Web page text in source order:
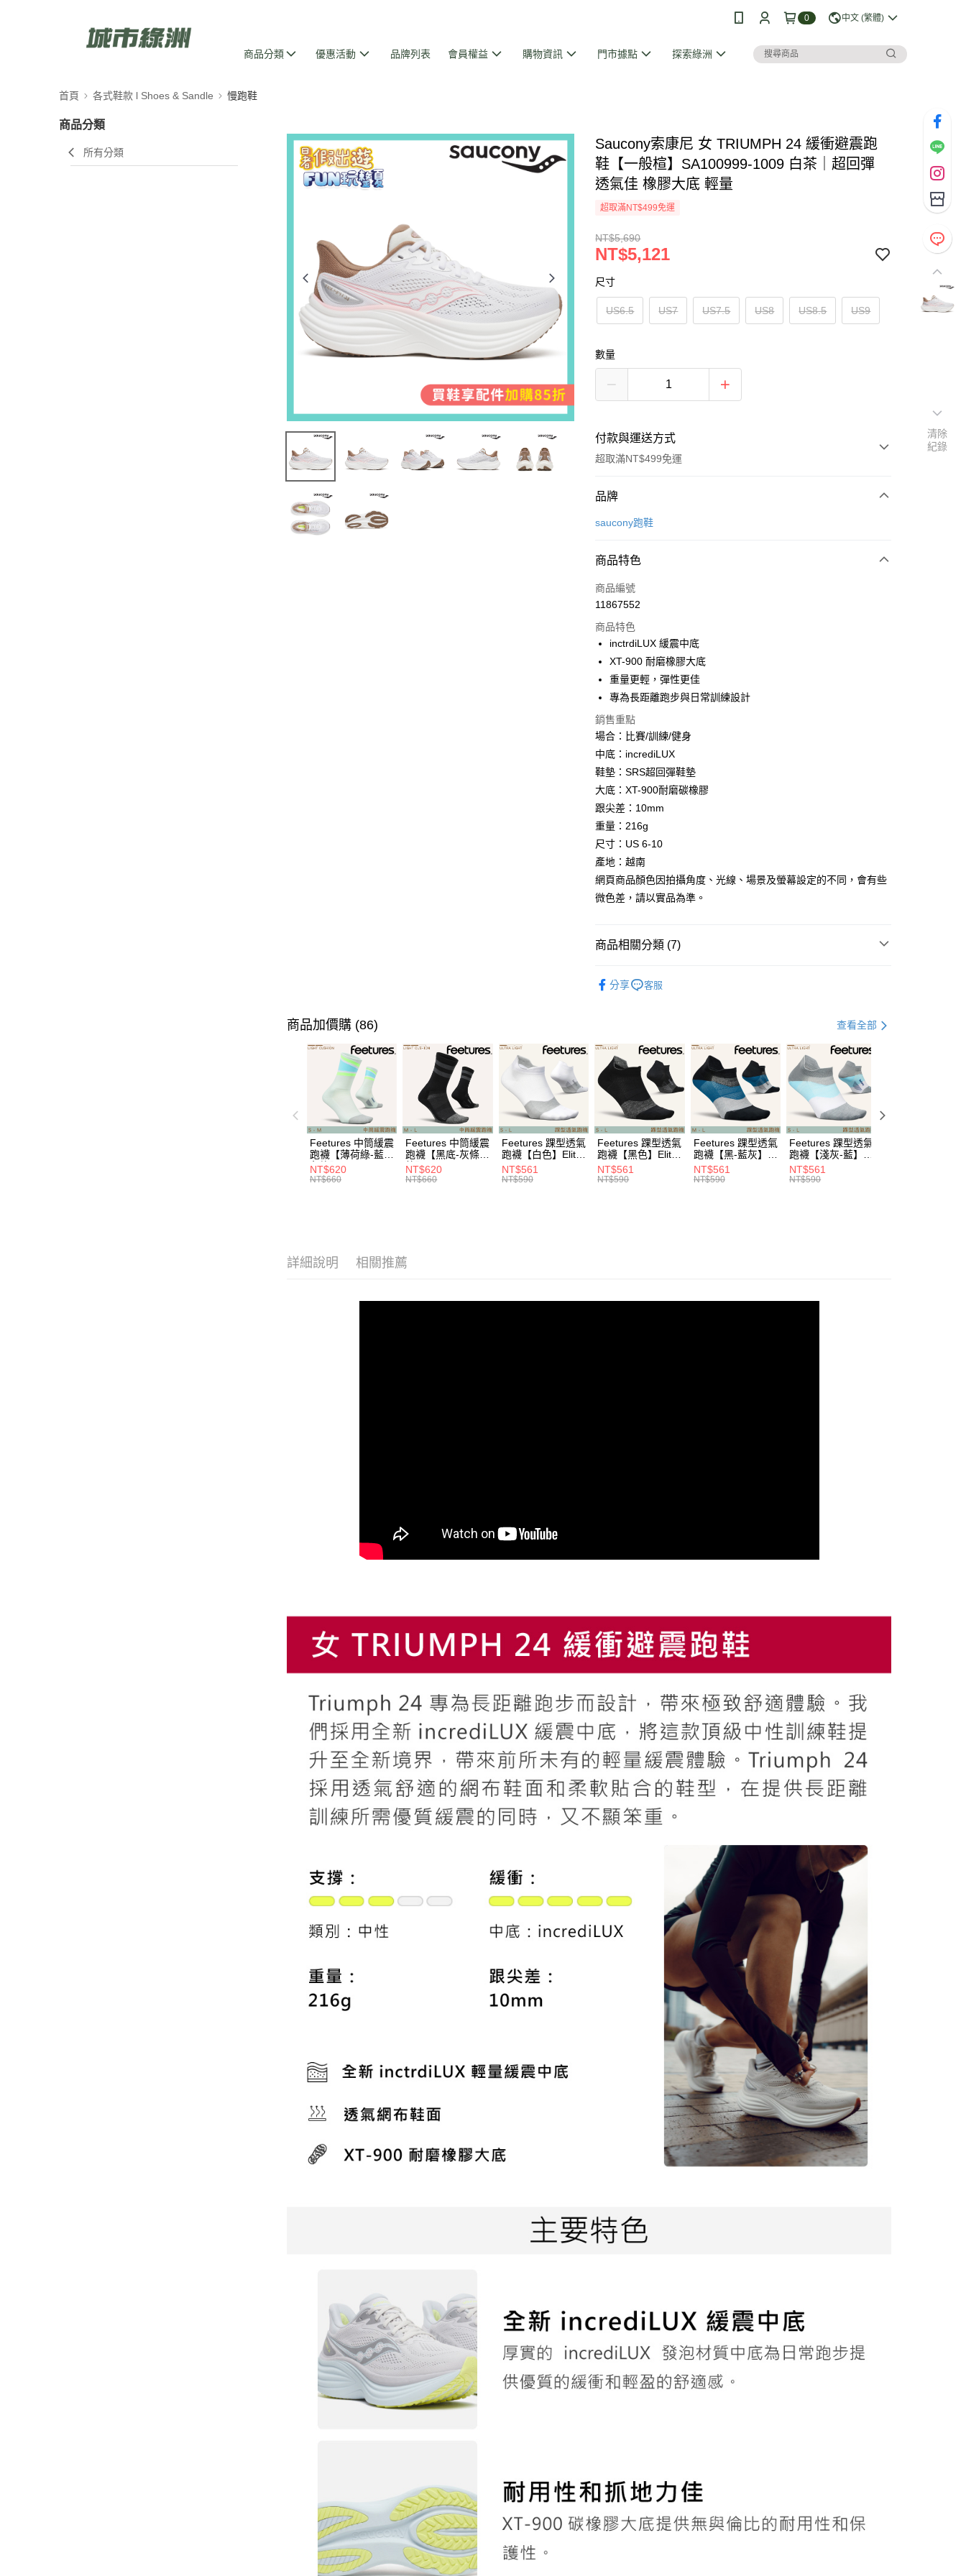
0 中文 (繁體)
商品分類 優惠活動 品牌列表 會員權益 購物資訊 門市據點 探索綠洲
首頁 各式鞋款 l Shoes & Sandle 慢跑鞋
商品分類
所有分類
Saucony索康尼 女 TRIUMPH 24 緩衝避震跑
鞋【一般楦】SA100999-1009 白茶｜超回彈
透氣佳 橡膠大底 輕量
超取滿NT$499免運
NT$5,690
NT$5,121
尺寸
US6.5 US7 US7.5 US8 US8.5 US9
數量
付款與運送方式
超取滿NT$499免運
付款方式
信用卡一次付款
Apple Pay
街口支付
Google Pay
AFTEE先享後付
相關說明
【關於「AFTEE先享後付」】
AFTEE先享後付是「在收到商品之後才付款」的支付方式。 讓您購物簡單
便利好安心！
１．簡單：不需註冊會員、不需綁卡、不需儲值。
３．安心：先確認商品／服務後，再付款。
【「AFTEE先享後付」結帳流程】
１．於結帳方式選擇「AFTEE先享後付」後，將跳轉至「AFTEE先享後
付」結帳頁面，進行簡訊認證並確認金額後，即可完成結帳。
２．訂單成立數日內，您將收到繳費通知簡訊。
絡購買商品的店家。未經商家同意取消之訂單仍視為有效，需透過AFTEE
是否繳費成功／繳費後需取消欲退款等相關疑問，請聯繫「AFTEE先享後
交易，需依本服務之必要範圍內提供個人資料，並將交易相關給付款項請
求債權轉讓予恩沛科技股份有限公司。
２．關於個人資料處理事宜，請瀏覽以下網址：
https://aftee.tw/terms/#terms3
３．未成年的使用者請事先徵得法定代理人或監護人之同意方可使用
「AFTEE先享後付」，若未經同意申辦者引起之損失，本公司不負相關責
任。
４．使用「AFTEE先享後付」時，將依據個別帳號之用戶狀況，依本公司
即時審查核予不同之上限額度；若仍有額度不足之情形，本公司將視審查
結果請求用戶進行身份認證。
５．嚴禁一人註冊多個帳號或使用他人資訊註冊。若發現惡意使用之情
ATM付款
貨到付款
運送方式
全家取貨付款
每筆NT$60，滿NT$499(含以上)免運費
每筆NT$60，滿NT$799(含以上)免運費
每筆NT$100，滿NT$799(含以上)免運費
貨到付款
每筆NT$130，滿NT$3,000(含以上)免運費
品牌
saucony跑鞋
商品特色
商品編號
11867552
商品特色
inctrdiLUX 緩震中底
XT-900 耐磨橡膠大底
重量更輕，彈性更佳
專為長距離跑步與日常訓練設計
銷售重點
場合：比賽/訓練/健身
中底：incrediLUX
鞋墊：SRS超回彈鞋墊
大底：XT-900耐磨碳橡膠
跟尖差：10mm
重量：216g
尺寸：US 6-10
產地：越南
網頁商品顏色因拍攝角度、光線、場景及螢幕設定的不同，會有些
微色差，請以實品為準。
商品相關分類 (7)
❚ 暑假出遊季 🌞 精選品牌折扣 ❚ 路跑戰鞋降臨🏃
🏃
Saucony/ASICS跑鞋加購商品85折
❚ 新品上市 New Arrivals 運動/越野跑 l 新品 運動跑鞋
►《跑步、越野跑》 Running 運動跑鞋 緩震型跑鞋
►《跑步、越野跑》 Running 運動跑鞋 └ TRIUMPH
分享 客服
商品加價購 (86) 查看全部
Feetures 中筒緩震
跑襪【薄荷綠-藍綠
色塊】Elite Light
Cushion Crew
NT$620
NT$660
Feetures 中筒緩震
跑襪【黑底-灰條
紋】Elite Light
Cushion Crew
NT$620
NT$660
Feetures 踝型透氣
跑襪【白色】Elite
Ultra Light NST
E55
NT$561
NT$590
Feetures 踝型透氣
跑襪【黑色】Elite
Ultra Light NST
E55
NT$561
NT$590
Feetures 踝型透氣
跑襪【黑-藍灰】
Elite Ultra Light
NST E55
NT$561
NT$590
Feetures 踝型透氣
跑襪【淺灰-藍】
Elite Ultra Light
NST E55
NT$561
NT$590
詳細說明 相關推薦
清除
紀錄